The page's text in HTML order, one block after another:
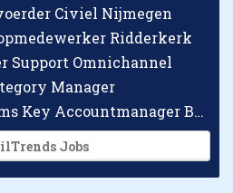
Civiel Nijmegen
Ridderkerk
Support Omnichannel
Manager
Checkpoint Systems Key Accountmanager Benelux
Jobs